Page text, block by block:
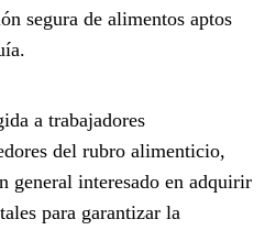
segura de alimentos aptos
a trabajadores
del rubro alimenticio,
general interesado en adquirir
para garantizar la